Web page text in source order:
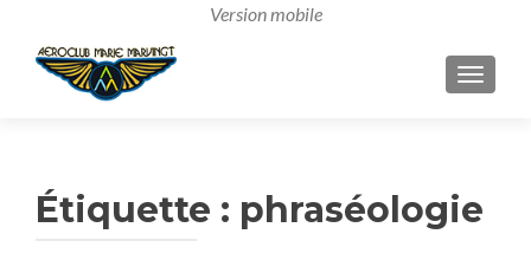
Étiquette : phraséologie